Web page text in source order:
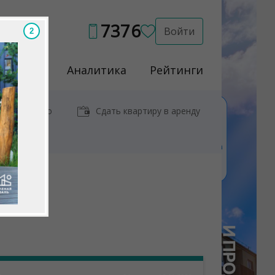
7376 Войти
Услуги Аналитика Рейтинги
у метро Сдать квартиру в аренду